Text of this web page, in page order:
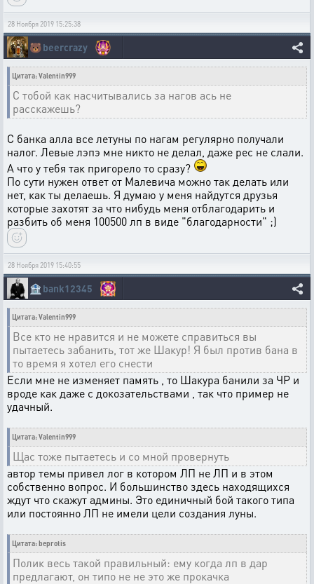
28 Ноября 2019 15:25:38
🐻beercrazy
Цитата: Valentin999
С тобой как насчитывались за нагов ась не
расскажешь?
С банка алла все летуны по нагам регулярно получали
налог. Левые лэпэ мне никто не делал, даже рес не слали.
А что у тебя так пригорело то сразу?
По сути нужен ответ от Малевича можно так делать или
нет, как ты делаешь. Я думаю у меня найдутся друзья
которые захотят за что нибудь меня отблагодарить и
разбить об меня 100500 лп в виде "благодарности" ;)
28 Ноября 2019 15:40:55
🏦 bank12345
Цитата: Valentin999
Все кто не нравится и не можете справиться вы
пытаетесь забанить, тот же Шакур! Я был против бана в
то время я хотел его снести
Если мне не изменяет память , то Шакура банили за ЧР и
вроде как даже с докозательствами , так что пример не
удачный.
Цитата: Valentin999
Щас тоже пытаетесь и со мной провернуть
автор темы привел лог в котором ЛП не ЛП и в этом
собственно вопрос. И большинство здесь находящихся
ждут что скажут админы. Это единичный бой такого типа
или постоянно ЛП не имели цели создания луны.
Цитата: beprotis
Полик весь такой правильный: ему когда лп в дар
предлагают, он типо не не это же прокачка